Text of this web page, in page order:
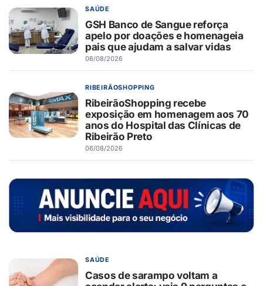
SAÚDE
GSH Banco de Sangue reforça
apelo por doações e homenageia
pais que ajudam a salvar vidas
06/08/2026
RIBEIRÃOSHOPPING
RibeirãoShopping recebe
exposição em homenagem aos 70
anos do Hospital das Clínicas de
Ribeirão Preto
06/08/2026
SAÚDE
Casos de sarampo voltam a